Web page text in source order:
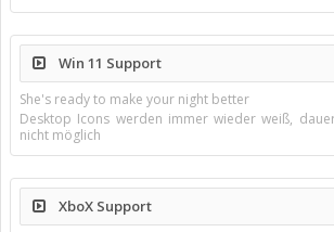
Win 11 Support
She's ready to make your night better
Desktop Icons werden immer wieder weiß,
nicht möglich
XboX Support